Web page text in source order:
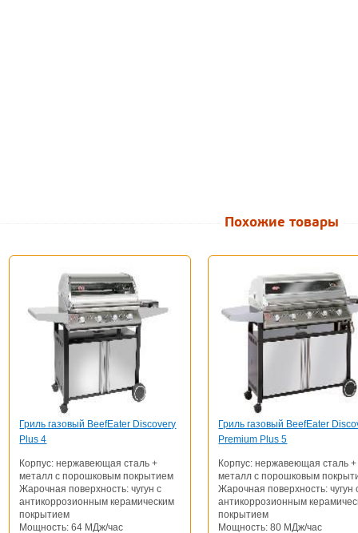
Похожие товары
Гриль газовый BeefEater Discovery
Plus 4
Корпус: нержавеющая сталь +
металл с порошковым покрытием
Жарочная поверхность: чугун с
антикоррозионным керамическим
покрытием
Мощность: 64 МДж/час
Гриль газовый BeefEater
Premium Plus 5
Корпус: нержавеющая сталь +
металл с порошковым
Жарочная поверхность: чугун
антикоррозионным
покрытием
Мощность: 80 МДж/час